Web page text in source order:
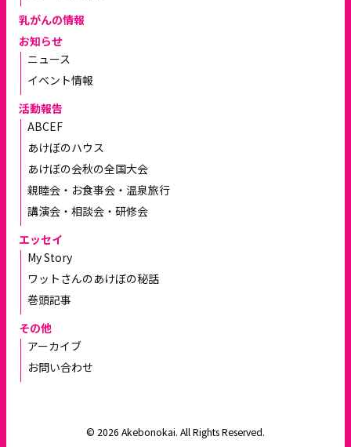
乳がんの情報
お知らせ
ニュース
イベント情報
活動報告
ABCEF
あけぼのハウス
あけぼの会秋の全国大会
親睦会・お食事会・温泉旅行
講演会・相談会・研修会
エッセイ
My Story
ワットさんのあけぼの秘話
巻頭記事
その他
アーカイブ
お問い合わせ
© 2026 Akebonokai. All Rights Reserved.